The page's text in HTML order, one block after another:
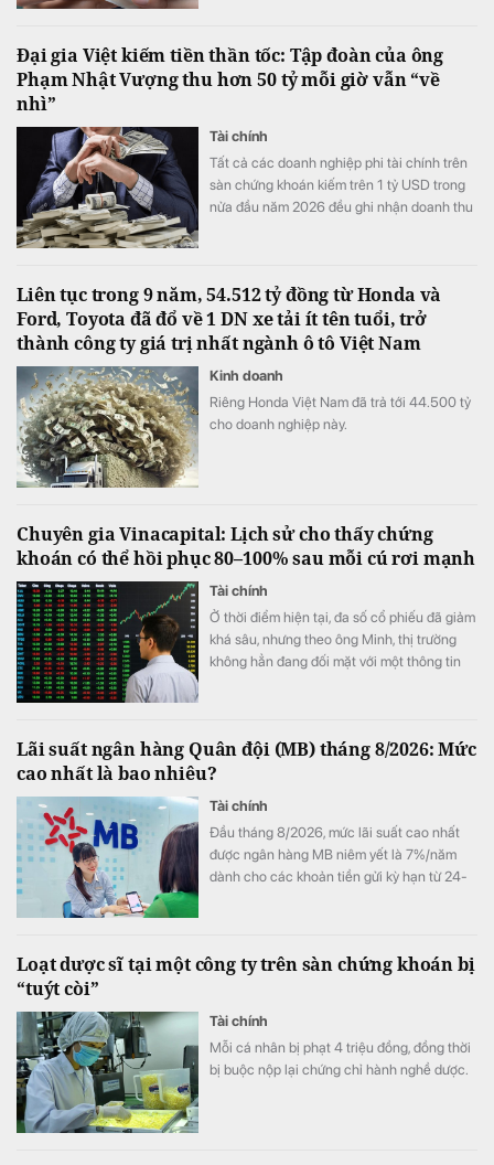
Đại gia Việt kiếm tiền thần tốc: Tập đoàn của ông
Phạm Nhật Vượng thu hơn 50 tỷ mỗi giờ vẫn “về
nhì”
Tài chính
Tất cả các doanh nghiệp phi tài chính trên
sàn chứng khoán kiếm trên 1 tỷ USD trong
nửa đầu năm 2026 đều ghi nhận doanh thu
Liên tục trong 9 năm, 54.512 tỷ đồng từ Honda và
Ford, Toyota đã đổ về 1 DN xe tải ít tên tuổi, trở
thành công ty giá trị nhất ngành ô tô Việt Nam
Kinh doanh
Riêng Honda Việt Nam đã trả tới 44.500 tỷ
cho doanh nghiệp này.
Chuyên gia Vinacapital: Lịch sử cho thấy chứng
khoán có thể hồi phục 80–100% sau mỗi cú rơi mạnh
Tài chính
Ở thời điểm hiện tại, đa số cổ phiếu đã giảm
khá sâu, nhưng theo ông Minh, thị trường
không hẳn đang đối mặt với một thông tin
Lãi suất ngân hàng Quân đội (MB) tháng 8/2026: Mức
cao nhất là bao nhiêu?
Tài chính
Đầu tháng 8/2026, mức lãi suất cao nhất
được ngân hàng MB niêm yết là 7%/năm
dành cho các khoản tiền gửi kỳ hạn từ 24-
Loạt dược sĩ tại một công ty trên sàn chứng khoán bị
“tuýt còi”
Tài chính
Mỗi cá nhân bị phạt 4 triệu đồng, đồng thời
bị buộc nộp lại chứng chỉ hành nghề dược.